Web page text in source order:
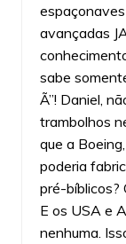
avançadas
sabe
Ã”! Daniel,
trambolhos
que a
poderia
pré-bíblicos?
E os USA e
nenhuma.